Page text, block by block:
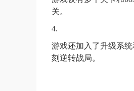
关。
4.
游戏还加入了升级系
刻逆转战局。